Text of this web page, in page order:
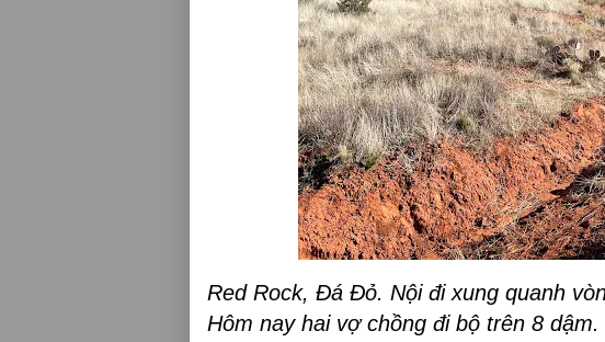
Red Rock, Đá Đỏ. Nội đi xung quanh
Hôm nay hai vợ chồng đi bộ trên 8